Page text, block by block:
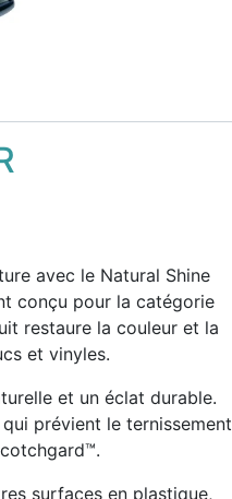
avec le Natural Shine
conçu pour la catégorie
restaure la couleur et la
et vinyles.
et un éclat durable.
prévient le ternissement
surfaces en plastique,